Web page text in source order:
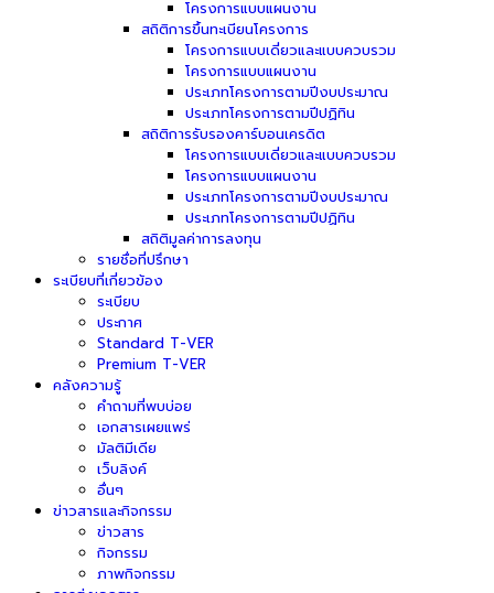
โครงการแบบแผนงาน
สถิติการขึ้นทะเบียนโครงการ
โครงการแบบเดี่ยวและแบบควบรวม
โครงการแบบแผนงาน
ประเภทโครงการตามปีงบประมาณ
ประเภทโครงการตามปีปฏิทิน
สถิติการรับรองคาร์บอนเครดิต
โครงการแบบเดี่ยวและแบบควบรวม
โครงการแบบแผนงาน
ประเภทโครงการตามปีงบประมาณ
ประเภทโครงการตามปีปฏิทิน
สถิติมูลค่าการลงทุน
รายชื่อที่ปรึกษา
ระเบียบที่เกี่ยวข้อง
ระเบียบ
ประกาศ
Standard T-VER
Premium T-VER
คลังความรู้
คำถามที่พบบ่อย
เอกสารเผยแพร่
มัลติมีเดีย
เว็บลิงค์
อื่นๆ
ข่าวสารและกิจกรรม
ข่าวสาร
กิจกรรม
ภาพกิจกรรม